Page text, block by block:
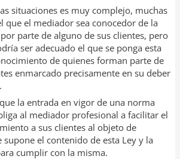
situaciones es muy complejo, muchas
que el mediador sea conocedor de la
parte de alguno de sus clientes, pero
ser adecuado el que se ponga esta
de quienes forman parte de
enmarcado precisamente en su deber
la entrada en vigor de una norma
al mediador profesional a facilitar el
a sus clientes al objeto de
el contenido de esta Ley y la
cumplir con la misma.